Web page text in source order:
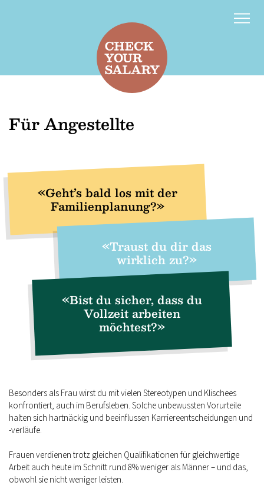
d f
Für Angestellte
«Geht’s bald los mit der
Familienplanung?»
«Traust du dir das
wirklich zu?»
«Bist du sicher, dass du
Vollzeit arbeiten
möchtest?»
Besonders als Frau wirst du mit vielen Stereotypen und Klischees
konfrontiert, auch im Berufsleben. Solche unbewussten Vorurteile
halten sich hartnäckig und beeinflussen Karriereentscheidungen und
-verläufe.
Frauen verdienen trotz gleichen Qualifikationen für gleichwertige
Arbeit auch heute im Schnitt rund 8% weniger als Männer – und das,
obwohl sie nicht weniger leisten.